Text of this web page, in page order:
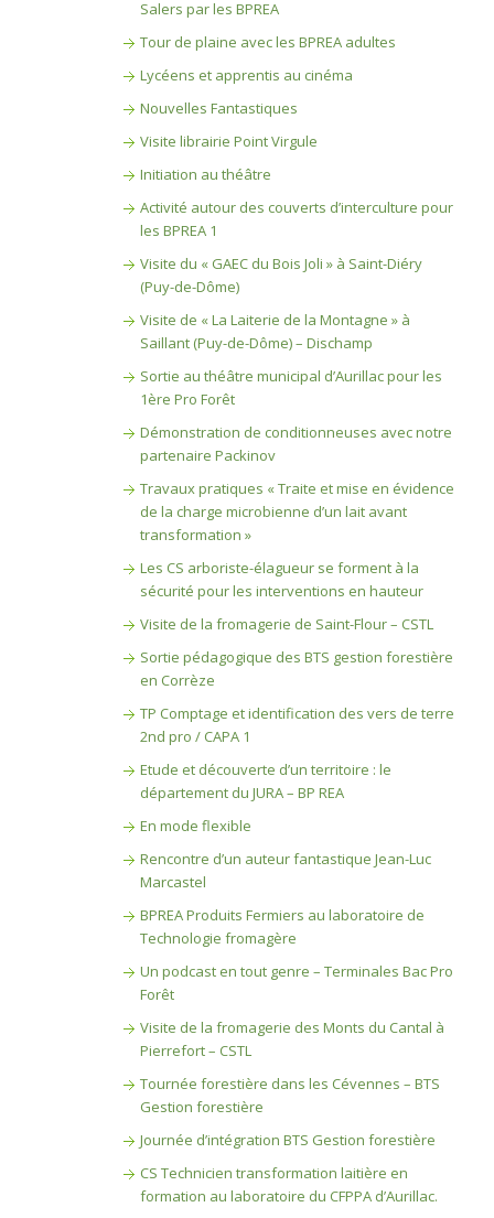
Salers par les BPREA
Tour de plaine avec les BPREA adultes
Lycéens et apprentis au cinéma
Nouvelles Fantastiques
Visite librairie Point Virgule
Initiation au théâtre
Activité autour des couverts d’interculture pour
les BPREA 1
Visite du « GAEC du Bois Joli » à Saint-Diéry
(Puy-de-Dôme)
Visite de « La Laiterie de la Montagne » à
Saillant (Puy-de-Dôme) – Dischamp
Sortie au théâtre municipal d’Aurillac pour les
1ère Pro Forêt
Démonstration de conditionneuses avec notre
partenaire Packinov
Travaux pratiques « Traite et mise en évidence
de la charge microbienne d’un lait avant
transformation »
Les CS arboriste-élagueur se forment à la
sécurité pour les interventions en hauteur
Visite de la fromagerie de Saint-Flour – CSTL
Sortie pédagogique des BTS gestion forestière
en Corrèze
TP Comptage et identification des vers de terre
2nd pro / CAPA 1
Etude et découverte d’un territoire : le
département du JURA – BP REA
En mode flexible
Rencontre d’un auteur fantastique Jean-Luc
Marcastel
BPREA Produits Fermiers au laboratoire de
Technologie fromagère
Un podcast en tout genre – Terminales Bac Pro
Forêt
Visite de la fromagerie des Monts du Cantal à
Pierrefort – CSTL
Tournée forestière dans les Cévennes – BTS
Gestion forestière
Journée d’intégration BTS Gestion forestière
CS Technicien transformation laitière en
formation au laboratoire du CFPPA d’Aurillac.